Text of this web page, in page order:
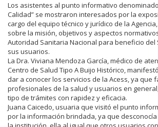
Los asistentes al punto informativo
Calidad” se mostraron interesados por la
cargo del equipo técnico y jurídico de la
sobre la misión, objetivos y aspectos
Autoridad Sanitaria Nacional para beneficio del
sus usuarios.
La Dra. Viviana Mendoza García, médico de
Centro de Salud Tipo A Buijo Histórico,
dar a conocer los servicios de la Acess, ya que
profesionales de la salud y usuarios en
tipo de trámites con rapidez y eficacia.
Juana Caicedo, usuaria que visitó el punto
por la información brindada, ya que